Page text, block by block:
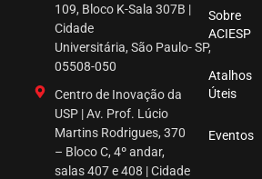
109, Bloco K-Sala 307B |
Cidade
Universitária, São Paulo- SP,
05508-050
Centro de Inovação da
USP | Av. Prof. Lúcio
Martins Rodrigues, 370
– Bloco C, 4º andar,
salas 407 e 408 | Cidade
Sobre
ACIESP
Atalhos
Úteis
Eventos